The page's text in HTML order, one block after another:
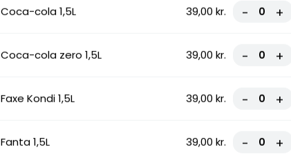
Coca-cola 1,5L 39,00 kr. - +
Coca-cola zero 1,5L 39,00 kr. - +
Faxe Kondi 1,5L 39,00 kr. - +
Fanta 1,5L 39,00 kr. - +